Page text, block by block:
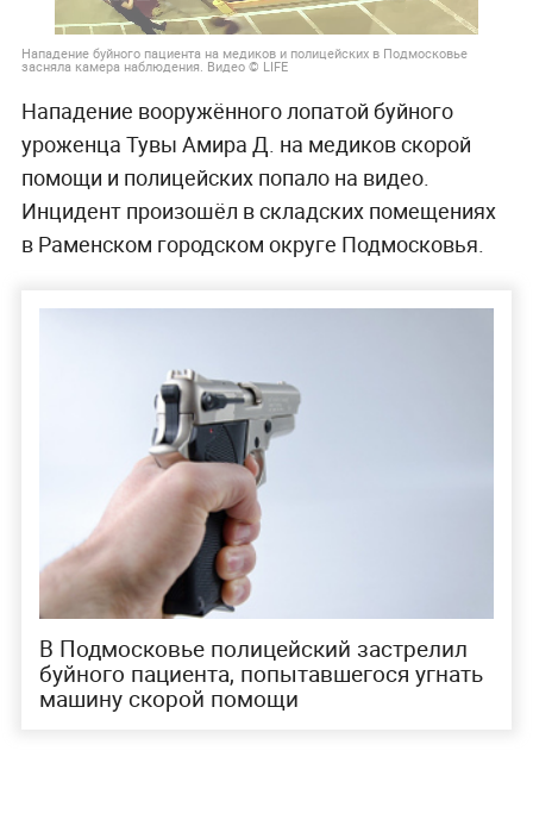
Нападение буйного пациента на медиков и полицейских в Подмосковье
засняла камера наблюдения. Видео © LIFE
Нападение вооружённого лопатой буйного
уроженца Тувы Амира Д. на медиков скорой
помощи и полицейских попало на видео.
Инцидент произошёл в складских помещениях
в Раменском городском округе Подмосковья.
В Подмосковье полицейский застрелил
буйного пациента, попытавшегося угнать
машину скорой помощи